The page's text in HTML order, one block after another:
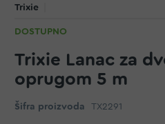
Trixie
DOSTUPNO
Trixie Lanac za
oprugom 5 m
Šifra proizvoda TX2291